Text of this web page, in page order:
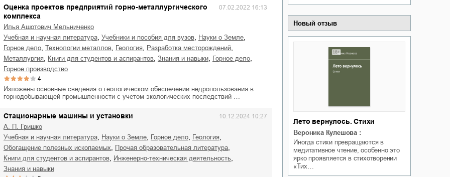
Оценка проектов предприятий горно-металлургического
комплекса
07.02.2022 16:13
Илья Ашотович Мельниченко
учебная и научная литература
учебники и пособия для вузов науки о Земле
горное дело технологии металлов геология разработка месторождений
металлургия книги для студентов и аспирантов знания и навыки горное дело
горное производство
4
Изложены основные сведения о геологическом обеспечении недропользования в
горнодобывающей промышленности с учетом экологических последствий …
Стационарные машины и установки 10.12.2024 10:27
А. П. Гришко
учебная и научная литература
науки о Земле горное дело геология
обогащение полезных ископаемых прочая образовательная литература
книги для студентов и аспирантов инженерно-техническая деятельность
знания и навыки
Новый отзыв
Лето вернулось. Стихи
Вероника Кулешова :
Иногда стихи превращаются в
медитативное чтение, особенно это
ярко проявляется в стихотворении
«Тих…